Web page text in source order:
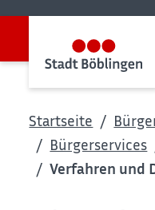
Startseite
Bürgerservices
Verfahren und